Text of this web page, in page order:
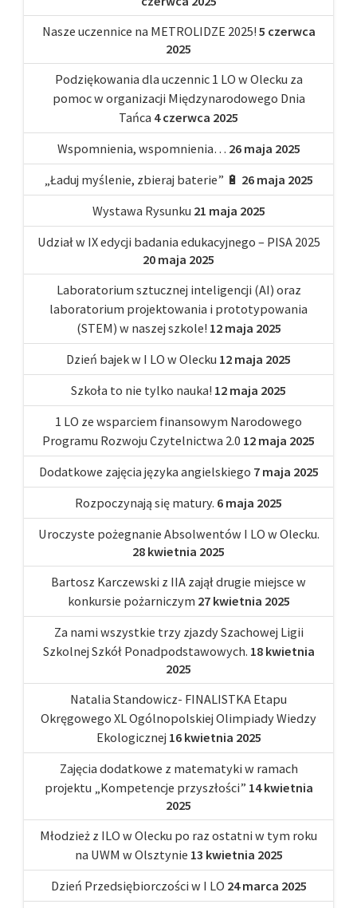
Nasze uczennice na METROLIDZE 2025! 5 czerwca
2025
Podziękowania dla uczennic 1 LO w Olecku za
pomoc w organizacji Międzynarodowego Dnia
Tańca 4 czerwca 2025
Wspomnienia, wspomnienia… 26 maja 2025
„Ładuj myślenie, zbieraj baterie” 🔋 26 maja 2025
Wystawa Rysunku 21 maja 2025
Udział w IX edycji badania edukacyjnego – PISA 2025
20 maja 2025
Laboratorium sztucznej inteligencji (AI) oraz
laboratorium projektowania i prototypowania
(STEM) w naszej szkole! 12 maja 2025
Dzień bajek w I LO w Olecku 12 maja 2025
Szkoła to nie tylko nauka! 12 maja 2025
1 LO ze wsparciem finansowym Narodowego
Programu Rozwoju Czytelnictwa 2.0 12 maja 2025
Dodatkowe zajęcia języka angielskiego 7 maja 2025
Rozpoczynają się matury. 6 maja 2025
Uroczyste pożegnanie Absolwentów I LO w Olecku.
28 kwietnia 2025
Bartosz Karczewski z IIA zajął drugie miejsce w
konkursie pożarniczym 27 kwietnia 2025
Za nami wszystkie trzy zjazdy Szachowej Ligii
Szkolnej Szkół Ponadpodstawowych. 18 kwietnia
2025
Natalia Standowicz- FINALISTKA Etapu
Okręgowego XL Ogólnopolskiej Olimpiady Wiedzy
Ekologicznej 16 kwietnia 2025
Zajęcia dodatkowe z matematyki w ramach
projektu „Kompetencje przyszłości” 14 kwietnia
2025
Młodzież z ILO w Olecku po raz ostatni w tym roku
na UWM w Olsztynie 13 kwietnia 2025
Dzień Przedsiębiorczości w I LO 24 marca 2025